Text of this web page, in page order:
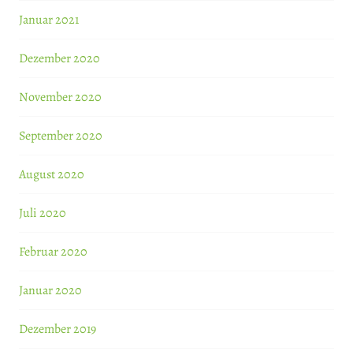
Januar 2021
Dezember 2020
November 2020
September 2020
August 2020
Juli 2020
Februar 2020
Januar 2020
Dezember 2019